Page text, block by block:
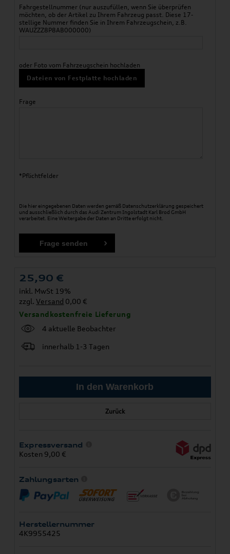
Fahrgestellnummer (nur auszufüllen, wenn Sie überprüfen
möchten, ob der Artikel zu Ihrem Fahrzeug passt. Diese 17-
stellige Nummer finden Sie in Ihrem Fahrzeugschein, z.B.
WAUZZZ8P8AB000000)
oder Foto vom Fahrzeugschein hochladen
Dateien von Festplatte hochladen
Frage
*Pflichtfelder
Die hier eingegebenen Daten werden gemäß Datenschutzerklärung gespeichert
und ausschließlich durch das Audi Zentrum Ingolstadt Karl Brod GmbH
verarbeitet. Eine Weitergabe der Daten an Dritte erfolgt nicht.
25,90 €
inkl. MwSt 19%
zzgl.Versand 0,00 €
Versandkostenfreie Lieferung
4 aktuelle Beobachter
innerhalb 1-3 Tagen
Zurück
Expressversand
Kosten 9,00 €
Zahlungsarten
Herstellernummer
4K9955425